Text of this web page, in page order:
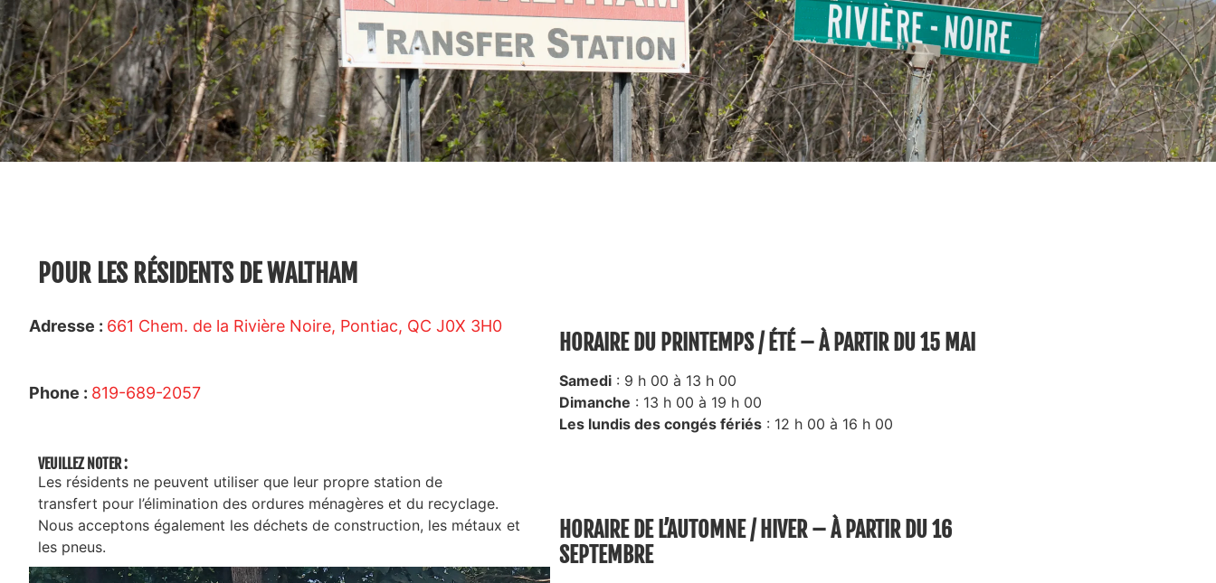
POUR LES RÉSIDENTS DE WALTHAM
Adresse : 661 Chem. de la Rivière Noire, Pontiac, QC J0X 3H0
Phone : 819-689-2057
VEUILLEZ NOTER :
Les résidents ne peuvent utiliser que leur propre station de
transfert pour l’élimination des ordures ménagères et du recyclage.
Nous acceptons également les déchets de construction, les métaux et
les pneus.
HORAIRE DU PRINTEMPS / ÉTÉ – À PARTIR DU 15 MAI
Samedi : 9 h 00 à 13 h 00
Dimanche : 13 h 00 à 19 h 00
Les lundis des congés fériés : 12 h 00 à 16 h 00
HORAIRE DE L’AUTOMNE / HIVER– À PARTIR DU16
SEPTEMBRE